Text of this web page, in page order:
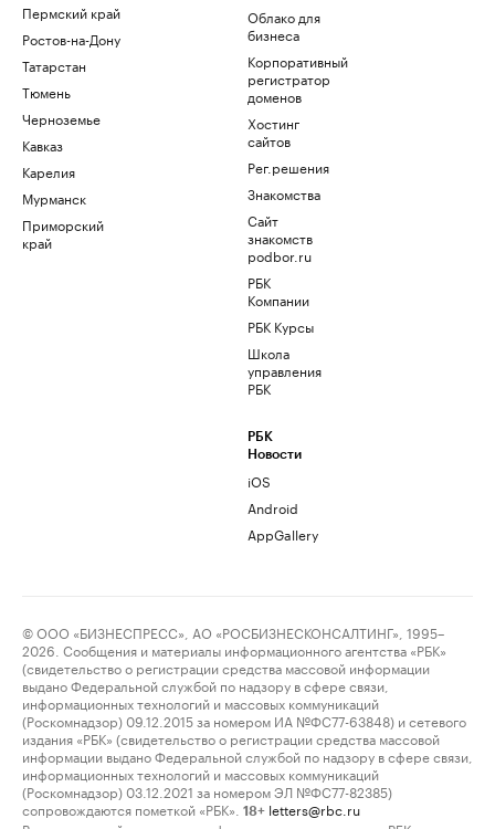
Пермский край
Ростов-на-Дону
Татарстан
Тюмень
Черноземье
Кавказ
Карелия
Мурманск
Приморский
край
Облако для
бизнеса
Корпоративный
регистратор
доменов
Хостинг
сайтов
Рег.решения
Знакомства
Сайт
знакомств
podbor.ru
РБК
Компании
РБК Курсы
Школа
управления
РБК
РБК
Новости
iOS
Android
AppGallery
© ООО «БИЗНЕСПРЕСС», АО «РОСБИЗНЕСКОНСАЛТИНГ», 1995–
2026. Сообщения и материалы информационного агентства «РБК»
(свидетельство о регистрации средства массовой информации
выдано Федеральной службой по надзору в сфере связи,
информационных технологий и массовых коммуникаций
(Роскомнадзор) 09.12.2015 за номером ИА №ФС77-63848) и сетевого
издания «РБК» (свидетельство о регистрации средства массовой
информации выдано Федеральной службой по надзору в сфере связи,
информационных технологий и массовых коммуникаций
(Роскомнадзор) 03.12.2021 за номером ЭЛ №ФС77-82385)
сопровождаются пометкой «РБК».
18+ letters@rbc.ru